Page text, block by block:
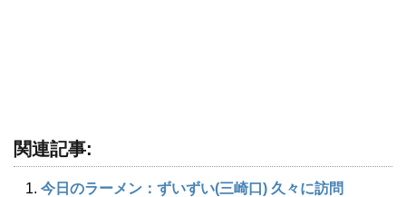
関連記事:
今日のラーメン：ずいずい(三崎口) 久々に訪問